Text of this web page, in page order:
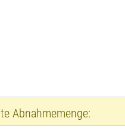
Abnahmemenge: